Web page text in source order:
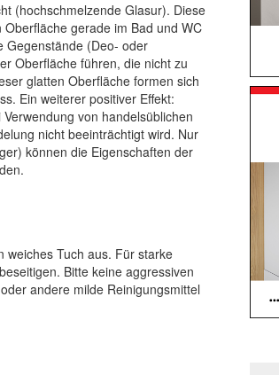
(hochschmelzende Glasur). Diese
gerade im Bad und WC
Gegenstände (Deo- oder
Oberfläche führen, die nicht zu
glatten Oberfläche formen sich
Ein weiterer positiver Effekt:
von handelsüblichen
nicht beeinträchtigt wird. Nur
können die Eigenschaften der
weiches Tuch aus. Für starke
Bitte keine aggressiven
andere milde Reinigungsmittel